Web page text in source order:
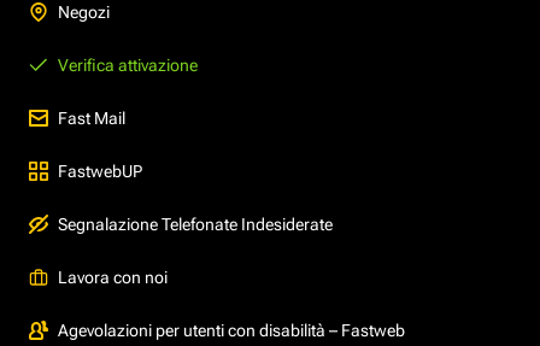
Negozi
Verifica attivazione
Fast Mail
FastwebUP
Segnalazione Telefonate Indesiderate
Lavora con noi
Agevolazioni per utenti con disabilità – Fastweb